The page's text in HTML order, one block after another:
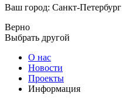
Ваш город: Санкт-Петербург
Верно
Выбрать другой
О нас
Новости
Проекты
Информация